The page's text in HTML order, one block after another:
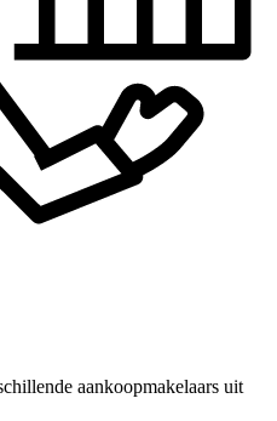
aankoopmakelaars uit